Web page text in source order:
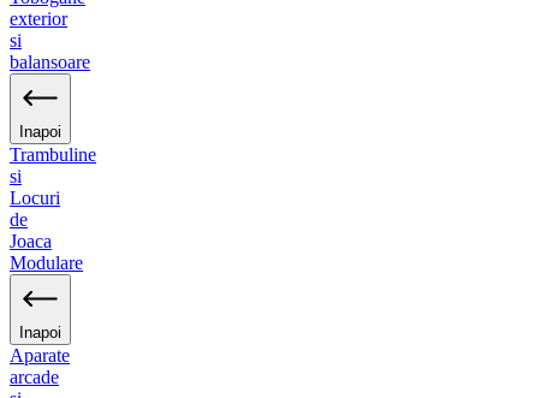
exterior
si
balansoare
Inapoi
Trambuline
si
Locuri
de
Joaca
Modulare
Inapoi
Aparate
arcade